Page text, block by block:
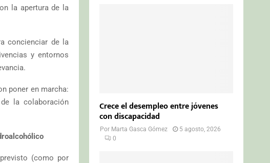
la apertura de la
concienciar de la
y entornos
poner en marcha:
la colaboración
(como por
Crece el desempleo entre jóvenes
con discapacidad
Por Marta Gasca Gómez
5 agosto, 2026
0